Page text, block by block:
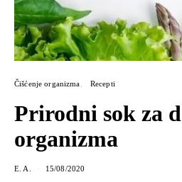
Čišćenje organizma Recepti
Prirodni sok za
organizma
E. A. 15/08/2020